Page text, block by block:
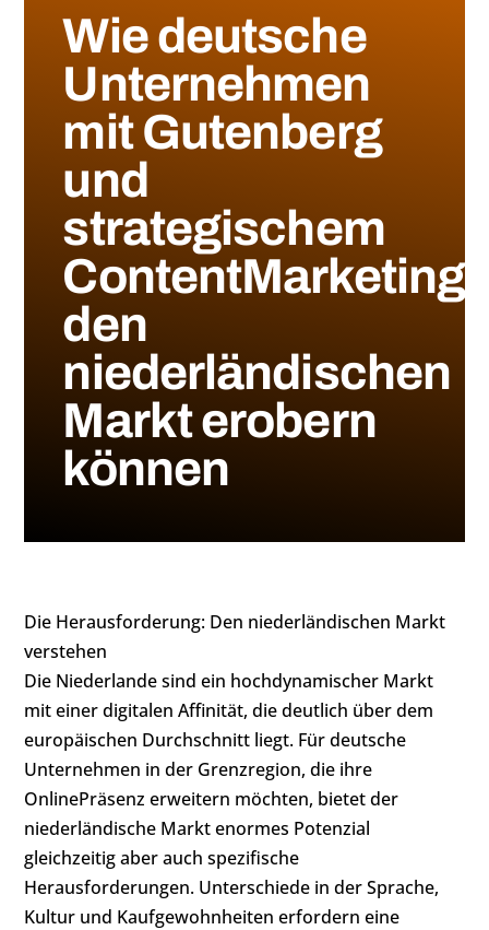
Wie deutsche
Unternehmen
mit Gutenberg
und
strategischem
ContentMarketing
den
niederländischen
Markt erobern
können
Die Herausforderung: Den niederländischen Markt
verstehen
Die Niederlande sind ein hochdynamischer Markt
mit einer digitalen Affinität, die deutlich über dem
europäischen Durchschnitt liegt. Für deutsche
Unternehmen in der Grenzregion, die ihre
OnlinePräsenz erweitern möchten, bietet der
niederländische Markt enormes Potenzial
gleichzeitig aber auch spezifische
Herausforderungen. Unterschiede in der Sprache,
Kultur und Kaufgewohnheiten erfordern eine